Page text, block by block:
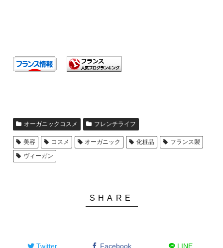
オーガニックコスメ フレンチライフ
美容 コスメ オーガニック 化粧品
フランス製
ヴィーガン
Twitter Facebook LINE